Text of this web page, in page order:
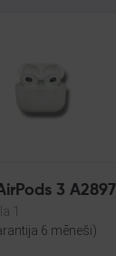
3 A2897
1
6 mēneši)